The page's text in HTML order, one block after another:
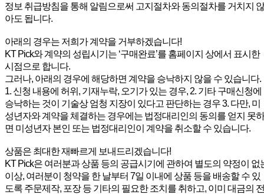
정보 취급방침을 통해 알림으로써 고지절차와 동의절차를 거치지 않
아도 됩니다.
아래의 경우는 저희가 계약을 거부하겠습니다!
KT Pick와 계약의 성립시기는 ‘구매완료’를 홈페이지 상에서 표시한
시점으로 합니다.
그러나, 아래의 경우에 해당하면 계약을 승낙하지 않을 수 있습니다.
1. 신청 내용에 허위, 기재누락, 오기가 있는 경우, 2. 기타 구매신청에
승낙하는 것이 기술상 엄청 지장이 있다고 판단하는 경우 3. 다만, 미
성년자와 계약을 체결하는 경우에는 법정대리인의 동의를 얻지 못하
면 미성년자 본인 또는 법정대리인이 계약을 취소할 수 있습니다.
상품은 최대한 재빠르게 보내드리겠습니다!
KT Pick은 여러분과 상품 등의 공급시기에 관하여 별도의 약정이 없
이상, 여러분이 청약을 한 날부터 7일 이내에 상품 등을 배송할 수 있
도록 주문제작, 포장 등 기타의 필요한 조치를 취하고, 이미 대금의 전